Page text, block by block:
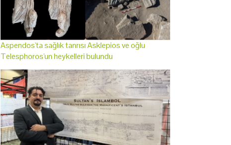
Aspendos'ta sağlık tanrısı Asklepios ve oğlu
Telesphoros'un heykelleri bulundu